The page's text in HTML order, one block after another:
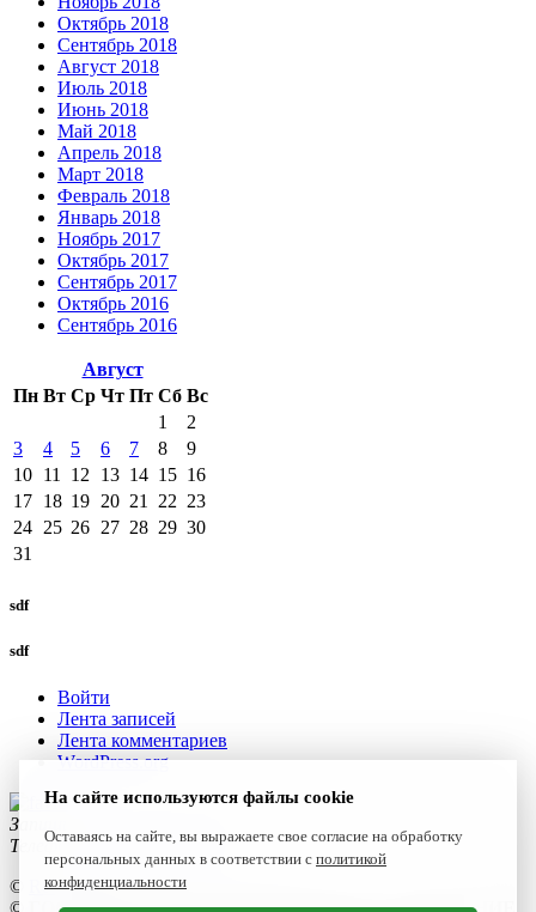
Октябрь 2018
Сентябрь 2018
Август 2018
Июль 2018
Июнь 2018
Май 2018
Апрель 2018
Март 2018
Февраль 2018
Январь 2018
Ноябрь 2017
Октябрь 2017
Сентябрь 2017
Октябрь 2016
Сентябрь 2016
Август
Пн Вт Ср Чт Пт Сб Вс
1
2
3
4 5 6 7 8
9
10 11 12 13 14 15 16
17 18 19 20 21 22 23
24 25 26 27 28 29 30
31
sdf
sdf
Войти
Лента записей
Лента комментариев
WordPress.org
Запишитесь к нам сегодня!
Телефон:+7(4922) 47-06-22
©
Reset 2021
©
ГОСУДАРСТВЕННОЕ БЮДЖЕТНОЕ УЧРЕЖДЕНИЕ
На сайте используются файлы cookie
Оставаясь на сайте, вы выражаете свое согласие на обработку
персональных данных в соответствии с политикой
конфиденциальности